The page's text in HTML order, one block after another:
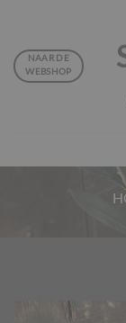
inhoudNAAR DE
WEBSHOP